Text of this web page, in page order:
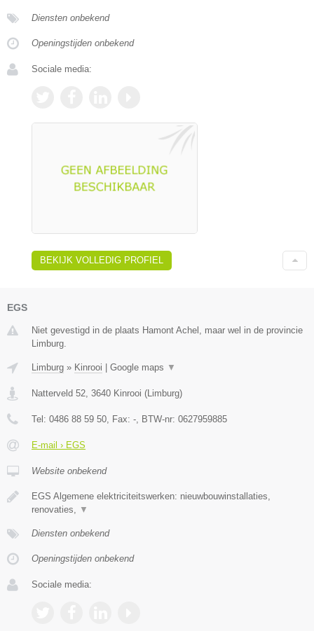
Diensten onbekend
Openingstijden onbekend
Sociale media:
BEKIJK VOLLEDIG PROFIEL
EGS
Niet gevestigd in de plaats Hamont Achel, maar wel in de provincie
Limburg.
Limburg » Kinrooi Google maps ▼
Natterveld 52, 3640 Kinrooi (Limburg)
Tel: 0486 88 59 50, Fax: -, BTW-nr: 0627959885
E-mail › EGS
Website onbekend
EGS Algemene elektriciteitswerken: nieuwbouwinstallaties,
renovaties, ▼
Diensten onbekend
Openingstijden onbekend
Sociale media: